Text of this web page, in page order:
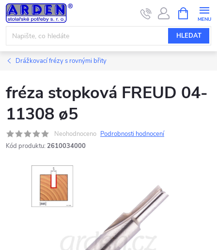
Přejít
na
obsah
HLEDAT
NÁKUPNÍ
KOŠÍK
Drážkovací frézy s rovnými břity
fréza stopková FREUD 04-
11308 ø5
Neohodnoceno Podrobnosti hodnocení
Kód produktu: 2610034000